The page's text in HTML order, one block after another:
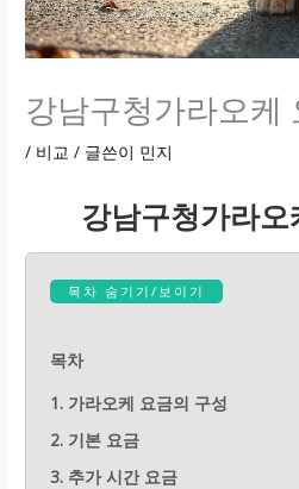
강남구청가라오케
/ 비교 / 글쓴이 민지
강남구청가라
목차 숨기기/보이기
목차
1. 가라오케 요금의 구성
2. 기본 요금
3. 추가 시간 요금